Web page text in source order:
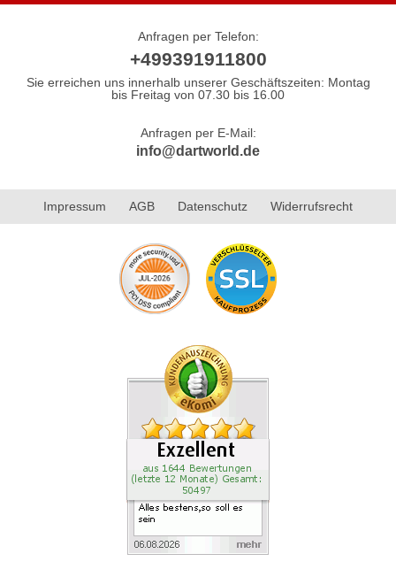
Anfragen per Telefon:
+499391911800
Sie erreichen uns innerhalb unserer Geschäftszeiten: Montag
bis Freitag von 07.30 bis 16.00
Anfragen per E-Mail:
info@dartworld.de
Impressum AGB Datenschutz Widerrufsrecht